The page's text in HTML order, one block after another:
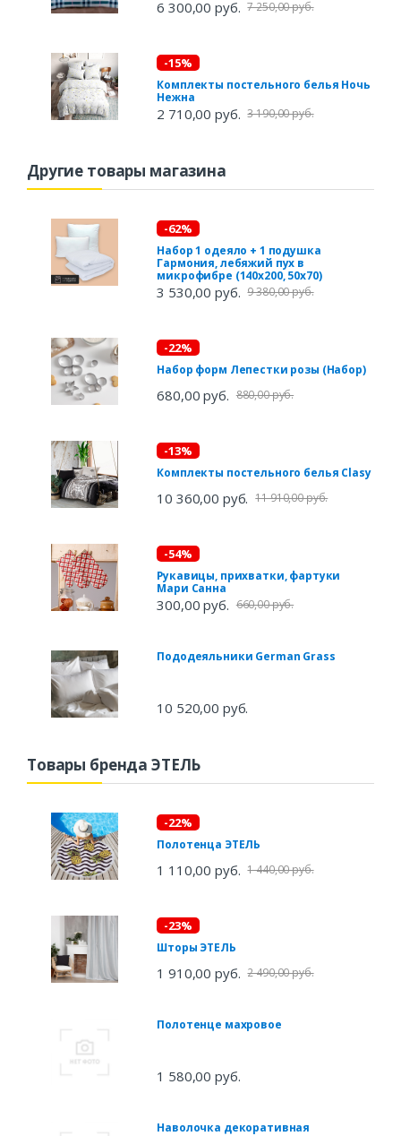
6 300,00 руб. 7 250,00 руб.
-15%
Комплекты постельного белья Ночь
Нежна
2 710,00 руб. 3 190,00 руб.
Другие товары магазина
-62%
Набор 1 одеяло + 1 подушка
Гармония, лебяжий пух в
микрофибре (140х200, 50х70)
3 530,00 руб. 9 380,00 руб.
-22%
Набор форм Лепестки розы (Набор)
680,00 руб. 880,00 руб.
-13%
Комплекты постельного белья Clasy
10 360,00 руб. 11 910,00 руб.
-54%
Рукавицы, прихватки, фартуки
Мари Санна
300,00 руб. 660,00 руб.
Пододеяльники German Grass
10 520,00 руб.
Товары бренда ЭТЕЛЬ
-22%
Полотенца ЭТЕЛЬ
1 110,00 руб. 1 440,00 руб.
-23%
Шторы ЭТЕЛЬ
1 910,00 руб. 2 490,00 руб.
Полотенце махровое
1 580,00 руб.
Наволочка декоративная